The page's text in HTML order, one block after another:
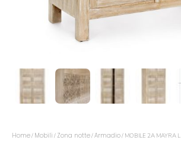
Home/ Mobili / Zona notte/Armadio/ MOBILE 2A MAYRA L